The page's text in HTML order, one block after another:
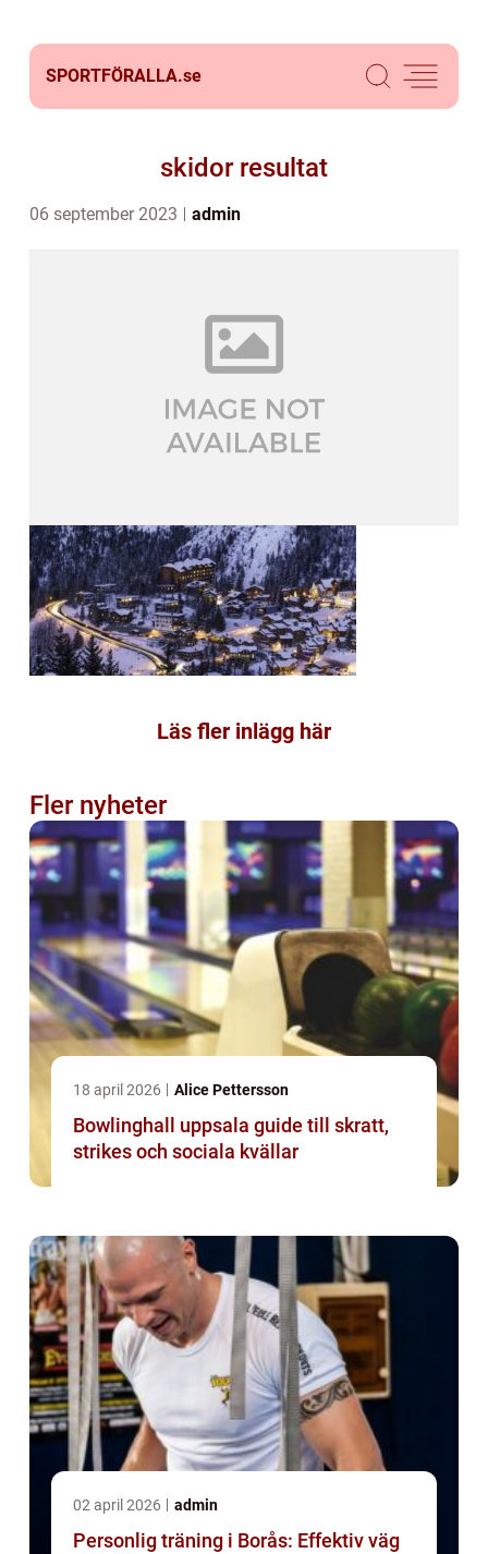
SPORTFÖRALLA.se
skidor resultat
06 september 2023 admin
Läs fler inlägg här
Fler nyheter
18 april 2026 Alice Pettersson
Bowlinghall uppsala guide till skratt,
strikes och sociala kvällar
02 april 2026 admin
Personlig träning i Borås: Effektiv väg